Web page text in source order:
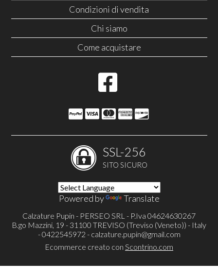
Condizioni di vendita
Chi siamo
Come acquistare
SSL-256
SITO SICURO
Powered by Translate
Calzature Pupin - PERSEO SRL - P.Iva 04624630267
B.go Mazzini, 19 - 31100 TREVISO (Treviso (Veneto)) - Italy
- 0422545972 - calzature.pupin@gmail.com
Ecommerce creato con Scontrino.com